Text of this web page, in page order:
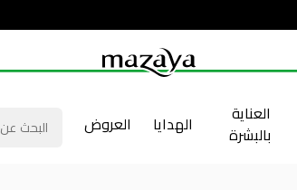
العناية
بالبشرة
الهدايا العروض